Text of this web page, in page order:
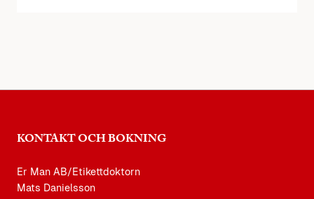
KONTAKT OCH BOKNING
Er Man AB/Etikettdoktorn
Mats Danielsson